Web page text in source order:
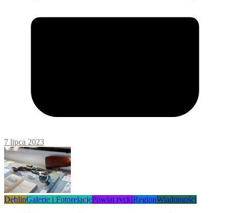
7 lipca 2023
DęblinGalerie i FotorelacjePowiat ryckiRegionWiadomości